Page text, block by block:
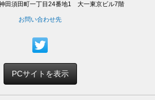
田須田町一丁目24番地1 大一東京ビル7階
お問い合わせ先
PCサイトを表示